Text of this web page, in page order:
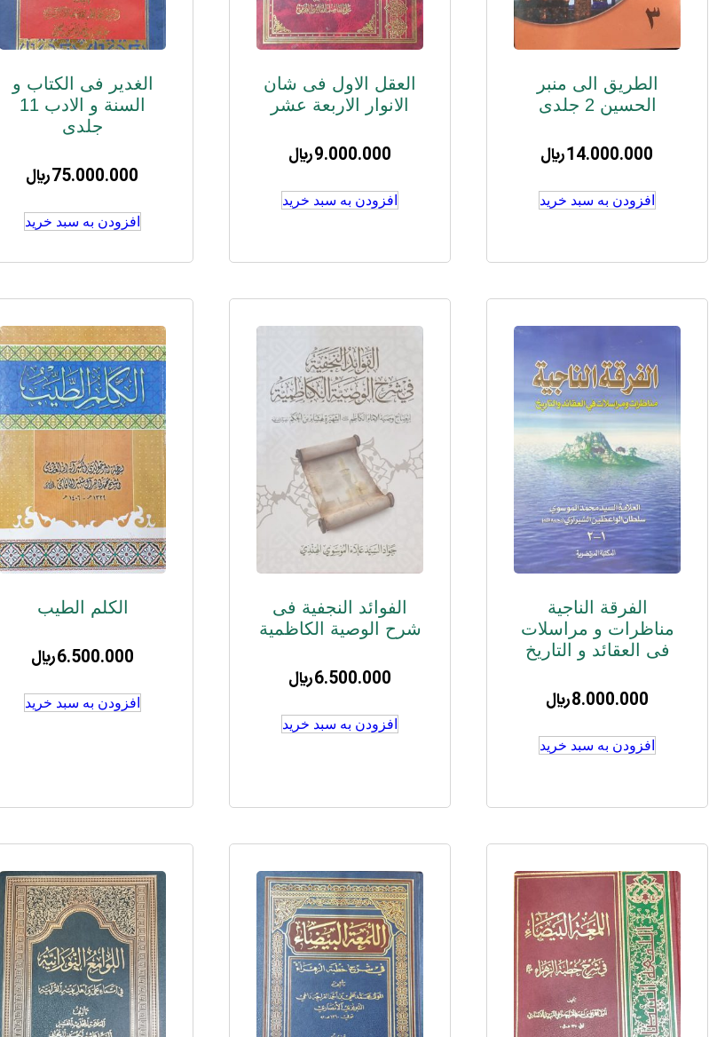
الطریق الی منبر
الحسین 2 جلدی
14.000.000﷼
افزودن به سبد خرید
العقل الاول فی شان
الانوار الاربعة عشر
9.000.000﷼
افزودن به سبد خرید
الغدیر فی الکتاب و
السنة و الادب 11
جلدی
75.000.000﷼
افزودن به سبد خرید
الفرقة الناجیة
مناظرات و مراسلات
فی العقائد و التاریخ
8.000.000﷼
افزودن به سبد خرید
الفوائد النجفیة فی
شرح الوصیة الکاظمیة
6.500.000﷼
افزودن به سبد خرید
الکلم الطیب
6.500.000﷼
افزودن به سبد خرید